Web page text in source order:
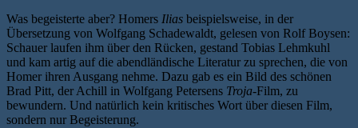
Was begeisterte aber? Homers Ilias beispielsweise, in der
Übersetzung von Wolfgang Schadewaldt, gelesen von Rolf Boysen:
Schauer laufen ihm über den Rücken, gestand Tobias Lehmkuhl
und kam artig auf die abendländische Literatur zu sprechen, die von
Homer ihren Ausgang nehme. Dazu gab es ein Bild des schönen
Brad Pitt, der Achill in Wolfgang Petersens Troja-Film, zu
bewundern. Und natürlich kein kritisches Wort über diesen Film,
sondern nur Begeisterung.